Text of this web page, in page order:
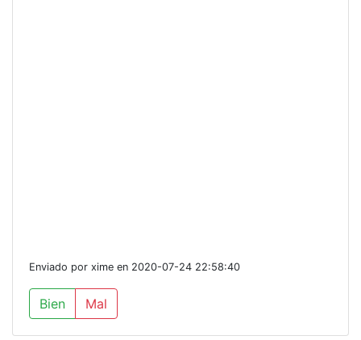
Enviado por xime en 2020-07-24 22:58:40
Bien Mal